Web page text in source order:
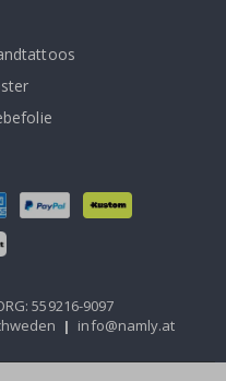
559216-9097
| info@namly.at